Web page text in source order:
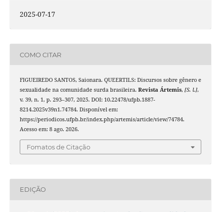
2025-07-17
COMO CITAR
FIGUEIREDO SANTOS, Saionara. QUEERTILS: Discursos sobre gênero e
sexualidade na comunidade surda brasileira. Revista Ártemis, [S. l.],
v. 39, n. 1, p. 293–307, 2025. DOI: 10.22478/ufpb.1887-
8214.2025v39n1.74784. Disponível em:
https://periodicos.ufpb.br/index.php/artemis/article/view/74784.
Acesso em: 8 ago. 2026.
Fomatos de Citação
EDIÇÃO